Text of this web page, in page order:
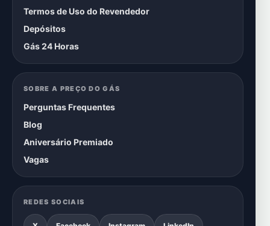
Termos de Uso do Revendedor
Depósitos
Gás 24 Horas
SOBRE A PREÇO DO GÁS
Perguntas Frequentes
Blog
Aniversário Premiado
Vagas
REDES SOCIAIS